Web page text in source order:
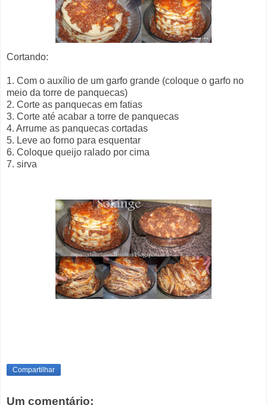
Cortando:
1. Com o auxílio de um garfo grande (coloque o garfo no
meio da torre de panquecas)
2. Corte as panquecas em fatias
3. Corte até acabar a torre de panquecas
4. Arrume as panquecas cortadas
5. Leve ao forno para esquentar
6. Coloque queijo ralado por cima
7. sirva
Compartilhar
Um comentário: